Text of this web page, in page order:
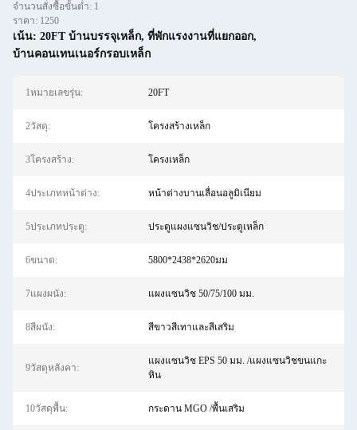
จำนวนสั่งซื้อขั้นต่ำ: 1
ราคา: 1250
เน้น: 20FT บ้านบรรจุเหล็ก, ที่พักแรงงานที่แยกออก,
บ้านคอนเทนเนอร์กรอบเหล็ก
1หมายเลขรุ่น: 20FT
2วัสดุ: โครงสร้างเหล็ก
3โครงสร้าง: โครงเหล็ก
4ประเภทหน้าต่าง: หน้าต่างบานเลื่อนอลูมิเนียม
5ประเภทประตู: ประตูแผงแซนวิช/ประตูเหล็ก
6ขนาด: 5800*2438*2620มม
7แผงผนัง: แผงแซนวิช 50/75/100 มม.
8สีผนัง: สีขาวสีเทาและสีเสริม
9วัสดุหลังคา:
แผงแซนวิช EPS 50 มม. /แผงแซนวิชขนแกะ
หิน
10วัสดุพื้น: กระดาน MGO /พื้นเสริม